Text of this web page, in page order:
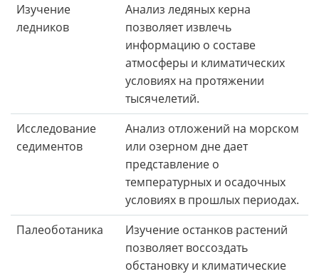
Изучение
ледников
Анализ ледяных керна
позволяет извлечь
информацию о составе
атмосферы и климатических
условиях на протяжении
тысячелетий.
Исследование
седиментов
Анализ отложений на морском
или озерном дне дает
представление о
температурных и осадочных
условиях в прошлых периодах.
Палеоботаника
Изучение останков растений
позволяет воссоздать
обстановку и климатические